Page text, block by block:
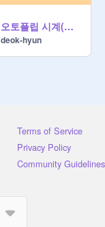
오토플립 시계(업그레이드)
deok-hyun
Terms of Service
Privacy Policy
Community Guidelines